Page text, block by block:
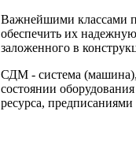
Важнейшими классами
обеспечить их
заложенного в
СДМ - система (машина),
состоянии
ресурса,